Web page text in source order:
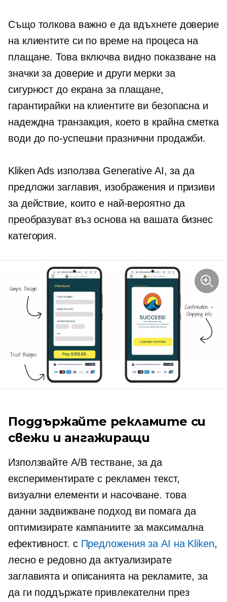
Също толкова важно е да вдъхнете доверие
на клиентите си по време на процеса на
плащане. Това включва видно показване на
значки за доверие и други мерки за
сигурност до екрана за плащане,
гарантирайки на клиентите ви безопасна и
надеждна транзакция, което в крайна сметка
води до по-успешни празнични продажби.
Kliken Ads използва Generative AI, за да
предложи заглавия, изображения и призиви
за действие, които е най-вероятно да
преобразуват въз основа на вашата бизнес
категория.
Поддържайте рекламите си
свежи и ангажиращи
Използвайте A/B тестване, за да
експериментирате с рекламен текст,
визуални елементи и насочване. това
данни задвижванеподход ви помага да
оптимизирате кампаниите за максимална
ефективност. с Предложения за AI на Kliken,
лесно е редовно да актуализирате
заглавията и описанията на рекламите, за
да ги поддържате привлекателни през